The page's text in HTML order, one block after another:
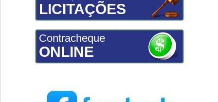
LICITAÇÕES
Contracheque
ONLINE